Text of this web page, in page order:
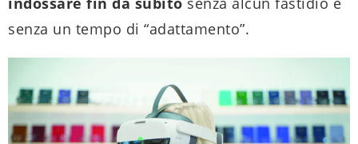
senza un tempo di “adattamento”.